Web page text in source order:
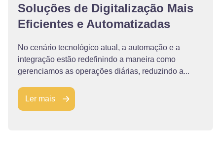
Soluções de Digitalização Mais
Eficientes e Automatizadas
No cenário tecnológico atual, a automação e a
integração estão redefinindo a maneira como
gerenciamos as operações diárias, reduzindo a...
Ler mais